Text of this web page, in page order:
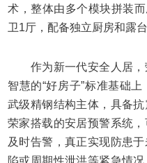
术，整体由多个模块拼装
卫1厅，配备独立厨房和露台
作为新一代安全人居，
智慧的“好房子”标准基础
武级精钢结构主体，具备抗
荣家搭载的安居预警系统
及时告警，真正实现防患
陷或周期性泄洪等紧急情